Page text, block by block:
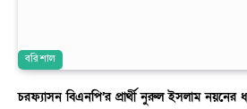
বরিশাল
চরফ্যাসন বিএনপি’র প্রার্থী নুরুল ইসলাম নয়নের